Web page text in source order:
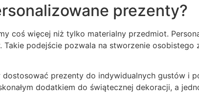
prezenty?
coś więcej niż tylko materialny przedmiot.
podejście pozwala na stworzenie
prezenty do indywidualnych gustów i
dodatkiem do świątecznej dekoracji, a